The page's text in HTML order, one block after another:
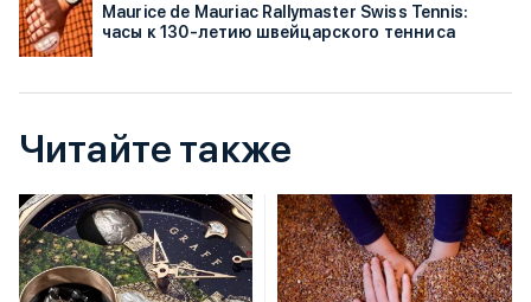
Maurice de Mauriac Rallymaster Swiss Tennis:
часы к 130-летию швейцарского тенниса
Читайте также